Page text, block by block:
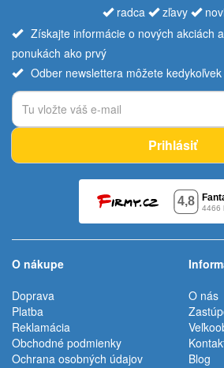
radca zľavy
Získajte informácie o nových akciách
ponukách ako prvý
Odber newslettera môžete
Prihlásiť
O nákupe
Doprava
Platba
Reklamácia
Obchodné podmienky
Ochrana osobných údajov
O nás
Blog